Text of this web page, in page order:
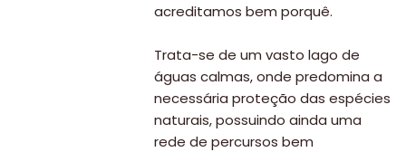
acreditamos bem porquê.
Trata-se de um vasto lago de
águas calmas, onde predomina a
necessária proteção das espécies
naturais, possuindo ainda uma
rede de percursos bem